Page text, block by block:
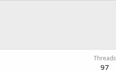
Threads
97